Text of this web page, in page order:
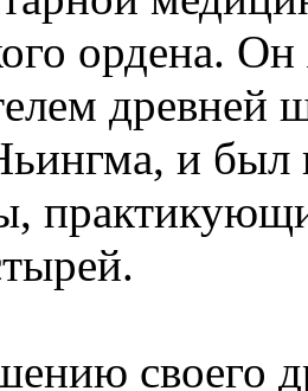
ордена. Он
древней
и был
своего